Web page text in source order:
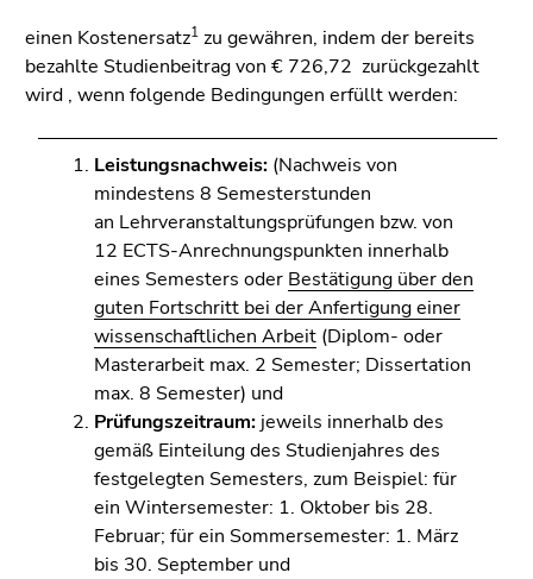
einen Kostenersatz1 zu gewähren, indem der bereits
bezahlte Studienbeitrag von € 726,72 zurückgezahlt
wird , wenn folgende Bedingungen erfüllt werden:
Leistungsnachweis: (Nachweis von
mindestens 8 Semesterstunden
an Lehrveranstaltungsprüfungen bzw. von
12 ECTS-Anrechnungspunkten innerhalb
eines Semesters oder Bestätigung über den
guten Fortschritt bei der Anfertigung einer
wissenschaftlichen Arbeit (Diplom- oder
Masterarbeit max. 2 Semester; Dissertation
max. 8 Semester) und
Prüfungszeitraum: jeweils innerhalb des
gemäß Einteilung des Studienjahres des
festgelegten Semesters, zum Beispiel: für
ein Wintersemester: 1. Oktober bis 28.
Februar; für ein Sommersemester: 1. März
bis 30. September und